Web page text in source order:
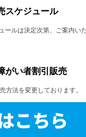
スケジュール
ールは決定次第、ご案内いた
がい者割引販売
方法を変更しております。